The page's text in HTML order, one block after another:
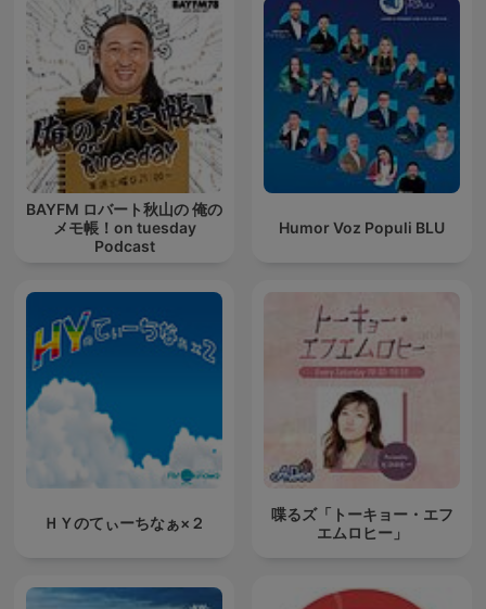
BAYFM ロバート秋山の 俺の
メモ帳！on tuesday
Podcast
Humor Voz Populi BLU
ＨＹのてぃーちなぁ×２
喋るズ「トーキョー・エフ
エムロヒー」